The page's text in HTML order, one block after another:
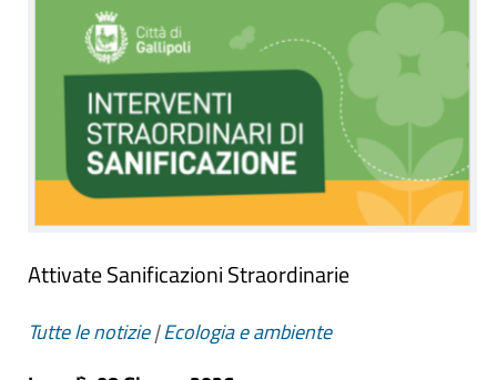
Attivate Sanificazioni Straordinarie
Tutte le notizie|Ecologia e ambiente